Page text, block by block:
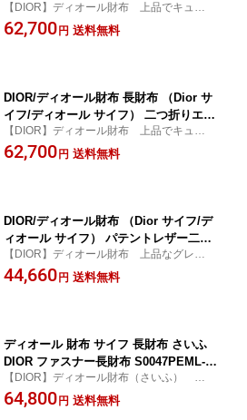
メル長財布 S0016PEML 453U DIOR財
布 【Christioan Dior/クリスチャン ディ
【DIOR】ディオール財布 上品でキュート
なピンクカラー長財布♪★新作人気モデル★
【Dior サイフ/ディオール サイフ】
62,700 円 送料無料
DIOR/ディオール財布 長財布 （Dior サ
イフ/ディオール サイフ） 二つ折りエナ
メル長財布 S0016PEML 453U DIOR財
布 【Christioan Dior/クリスチャン ディ
【DIOR】ディオール財布 上品でキュート
なパープルカラー長財布♪★新作人気モデル
★ 【Dior サイフ/ディオール サイフ】
62,700 円 送料無料
DIOR/ディオール財布 （Dior サイフ/デ
ィオール サイフ） パテントレザー二つ
折り財布 S0025PEML 093U DIOR財布
【Christioan Dior/クリスチャン ディオ
【DIOR】ディオール財布 上品なグレーカ
ラー財布♪★新作人気モデル★ 【Dior サイ
フ/ディオール サイフ】
44,660 円 送料無料
ディオール 財布 サイフ 長財布 さいふ
DIOR ファスナー長財布 S0047PEML-44
6U ピンクカラーパテント（エナメル）
DIOR 【新作人気モデル】【円高還元セ
【DIOR】ディオール財布（さいふ） キュ
ートなピンクカラー長財布♪ ★新作人気モ
デル★ 【 Dior サイフ / ディオール サイフ
64,800 円 送料無料